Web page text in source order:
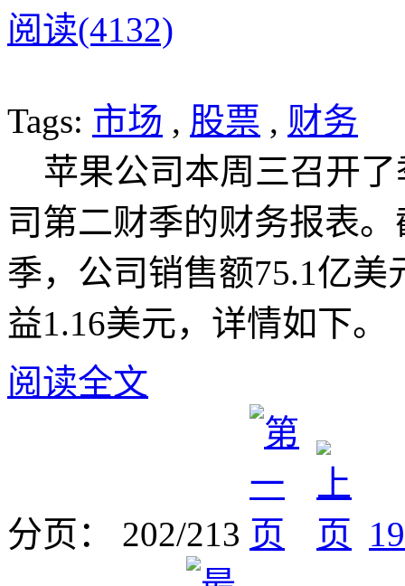
阅读(4132)
Tags: 市场 , 股票 , 财务
苹果公司本周三召开
司第二财季的财务报表
季，公司销售额75.1亿
益1.16美元，详情如下。
阅读全文
分页： 202/213